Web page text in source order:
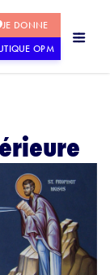
JE DONNE
OPM